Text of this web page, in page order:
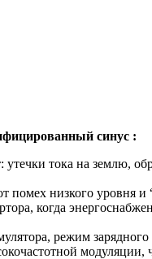
синус :
тока на землю,
помех низкого уровня и
когда
режим